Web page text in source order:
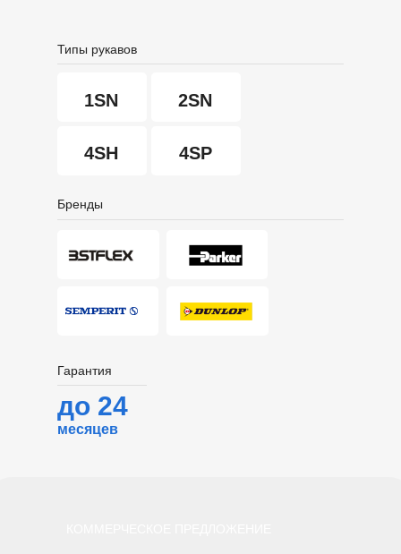
Гарантия
до 24
месяцев
Бренды
Типы рукавов
1SN
4SP
2SN
4SH